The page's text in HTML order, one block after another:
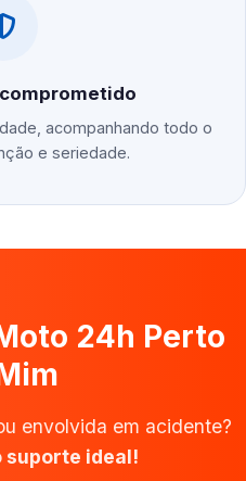
acompanhando todo o
e seriedade.
24h Perto
envolvida em acidente?
suporte ideal!